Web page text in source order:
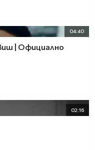
04:40
| Официално
02:16